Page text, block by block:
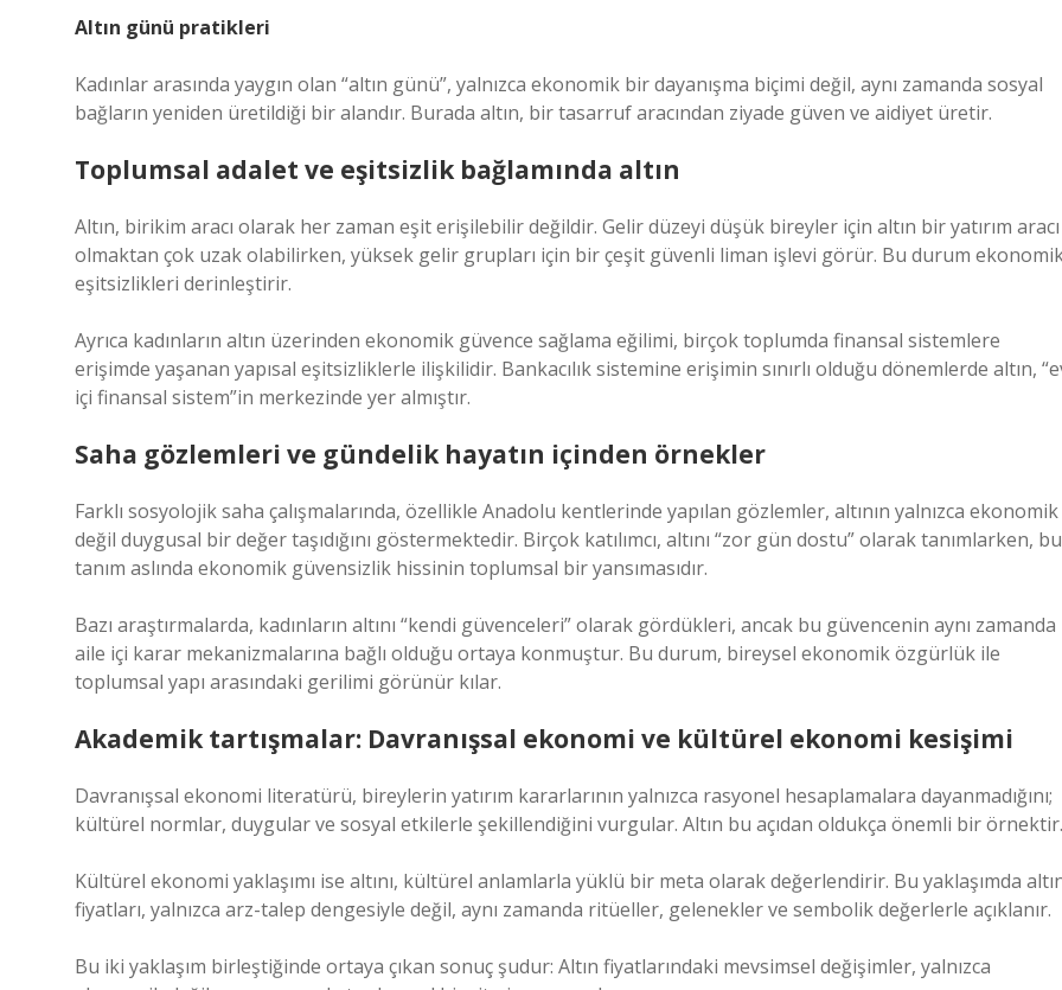
Altın günü pratikleri
Kadınlar arasında yaygın olan “altın günü”, yalnızca ekonomik bir dayanışma biçimi değil, aynı zamanda sosyal
bağların yeniden üretildiği bir alandır. Burada altın, bir tasarruf aracından ziyade güven ve aidiyet üretir.
Toplumsal adalet ve eşitsizlikbağlamında altın
Altın, birikim aracı olarak her zaman eşit erişilebilir değildir. Gelir düzeyi düşük bireyler için altın bir yatırım aracı
olmaktan çok uzak olabilirken, yüksek gelir grupları için bir çeşit güvenli liman işlevi görür. Bu durum
eşitsizlikleri derinleştirir.
Ayrıca kadınların altın üzerinden ekonomik güvence sağlama eğilimi, birçok toplumda finansal sistemlere
erişimde yaşanan yapısal eşitsizliklerle ilişkilidir. Bankacılık sistemine erişimin sınırlı olduğu dönemlerde altın,
içi finansal sistem”in merkezinde yer almıştır.
Saha gözlemleri ve gündelik hayatın içinden örnekler
Farklı sosyolojik saha çalışmalarında, özellikle Anadolu kentlerinde yapılan gözlemler, altının yalnızca ekonomik
değil duygusal bir değer taşıdığını göstermektedir. Birçok katılımcı, altını “zor gün dostu” olarak tanımlarken, bu
tanım aslında ekonomik güvensizlik hissinin toplumsal bir yansımasıdır.
Bazı araştırmalarda, kadınların altını “kendi güvenceleri” olarak gördükleri, ancak bu güvencenin aynı zamanda
aile içi karar mekanizmalarına bağlı olduğu ortaya konmuştur. Bu durum, bireysel ekonomik özgürlük ile
toplumsal yapı arasındaki gerilimi görünür kılar.
Akademik tartışmalar: Davranışsal ekonomi ve kültürel ekonomi kesişimi
Davranışsal ekonomi literatürü, bireylerin yatırım kararlarının yalnızca rasyonel hesaplamalara dayanmadığını;
kültürel normlar, duygular ve sosyal etkilerle şekillendiğini vurgular. Altın bu açıdan oldukça önemli bir örnektir.
Kültürel ekonomi yaklaşımı ise altını, kültürel anlamlarla yüklü bir meta olarak değerlendirir. Bu yaklaşımda
fiyatları, yalnızca arz-talep dengesiyle değil, aynı zamanda ritüeller, gelenekler ve sembolik değerlerle açıklanır.
Bu iki yaklaşım birleştiğinde ortaya çıkan sonuç şudur: Altın fiyatlarındaki mevsimsel değişimler, yalnızca